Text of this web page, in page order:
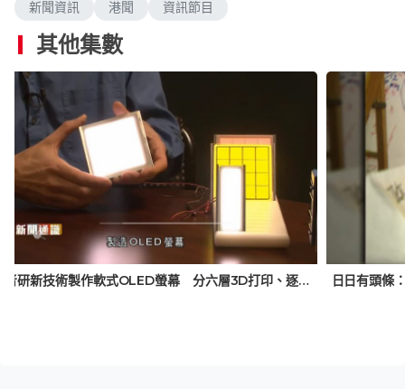
%
新聞資訊 港聞 資訊節目
其他集數
美學者研新技術製作軟式OLED螢幕 分六層3D打印、逐層完成 有望大幅降生產門檻